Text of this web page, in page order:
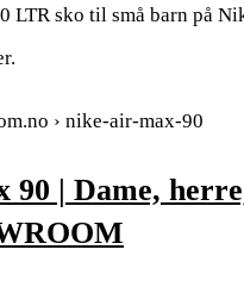
LTR sko til små barn på
› nike-air-max-90
| Dame,